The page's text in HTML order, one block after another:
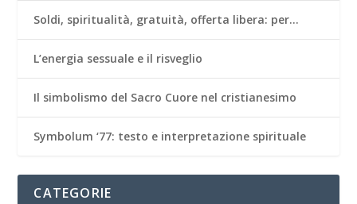
Soldi, spiritualità, gratuità, offerta libera: per…
L’energia sessuale e il risveglio
Il simbolismo del Sacro Cuore nel cristianesimo
Symbolum ‘77: testo e interpretazione spirituale
CATEGORIE